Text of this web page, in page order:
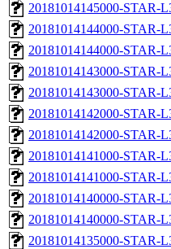
20181014145000-STAR-
20181014144000-STAR-
20181014144000-STAR-
20181014143000-STAR-
20181014143000-STAR-
20181014142000-STAR-
20181014142000-STAR-
20181014141000-STAR-
20181014141000-STAR-
20181014140000-STAR-
20181014140000-STAR-
20181014135000-STAR-